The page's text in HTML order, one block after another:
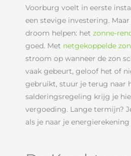
Voorburg voelt in eerste
een stevige investering.
droom helpen: het zonne-
goed. Met netgekoppelde
stroom op wanneer de zon
vaak gebeurt, geloof het of
gebruikt, stuur je terug naar
salderingsregeling krijg je
vergoeding. Lange termijn?
als je naar je